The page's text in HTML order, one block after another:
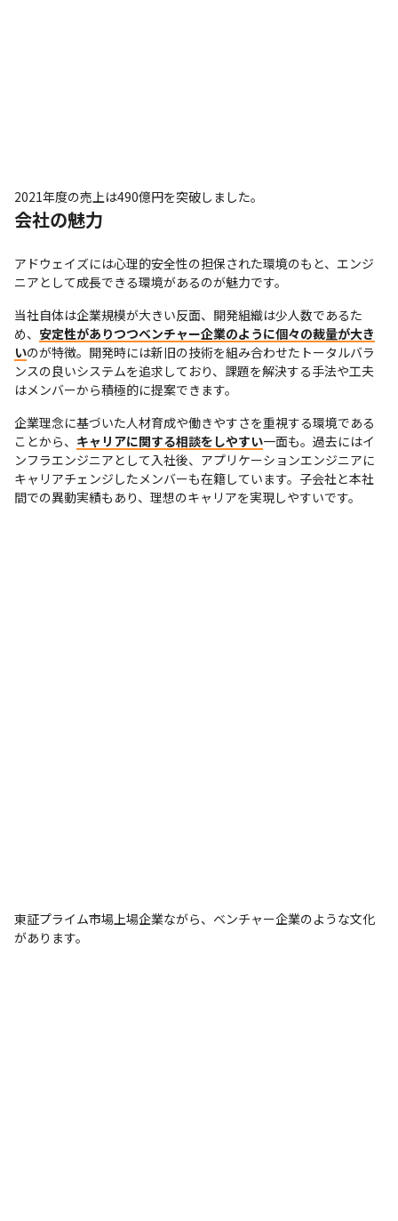
2021年度の売上は490億円を突破しました。
会社の魅力
アドウェイズには心理的安全性の担保された環境のもと、エンジ
ニアとして成長できる環境があるのが魅力です。
当社自体は企業規模が大きい反面、開発組織は少人数であるた
め、 安定性がありつつベンチャー企業のように個々の裁量が大き
いのが特徴。開発時には新旧の技術を組み合わせたトータルバラ
ンスの良いシステムを追求しており、課題を解決する手法や工夫
はメンバーから積極的に提案できます。
企業理念に基づいた人材育成や働きやすさを重視する環境である
ことから、 キャリアに関する相談をしやすい一面も。過去にはイ
ンフラエンジニアとして入社後、アプリケーションエンジニアに
キャリアチェンジしたメンバーも在籍しています。子会社と本社
間での異動実績もあり、理想のキャリアを実現しやすいです。
東証プライム市場上場企業ながら、ベンチャー企業のような文化
があります。